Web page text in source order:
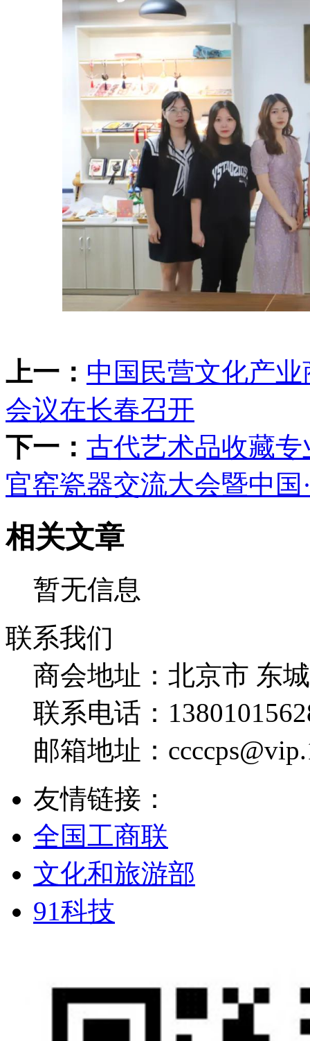
上一： 中国民营文化产
会议在长春召开
下一： 古代艺术品收藏
官窑瓷器交流大会暨中
相关文章
暂无信息
联系我们
商会地址： 北京市 东
联系电话：
邮箱地址：
友情链接：
全国工商联
文化和旅游部
91科技